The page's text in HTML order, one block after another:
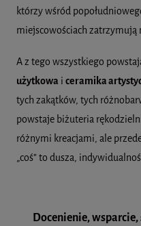
którzy wśród
miejscowościach
A z tego wszystkiego
użytkowa i ceramika
tych zakątków, tych
powstaje biżuteria
różnymi kreacjami, ale
„coś” to dusza,
Docenienie,